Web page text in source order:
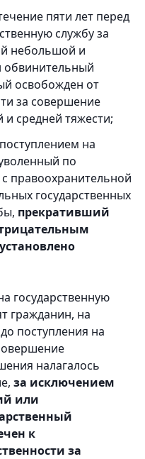
пяти лет перед
службу за
небольшой и
обвинительный
освобожден от
за совершение
средней тяжести;
на
по
правоохранительной
государственных
прекративший
государственную
гражданин, на
поступления на
налагалось
за исключением
или
к
за